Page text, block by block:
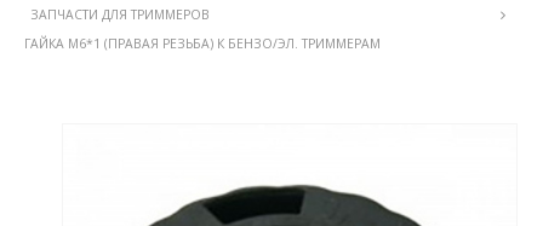
ЗАПЧАСТИ ДЛЯ ТРИММЕРОВ
ГАЙКА М6*1 (ПРАВАЯ РЕЗЬБА) К БЕНЗО/ЭЛ. ТРИММЕРАМ